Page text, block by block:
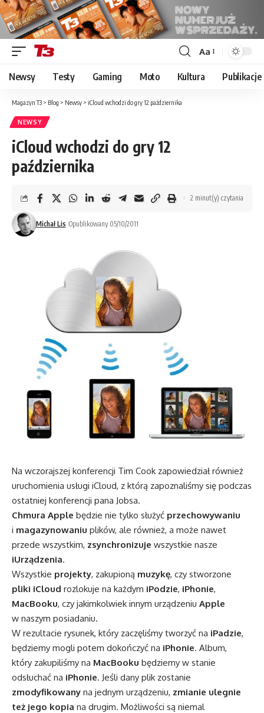
Font
Resizer
Aa
Newsy Testy Gaming Moto Kultura Publikacje
Magazyn T3 > Blog > Newsy > iCloud wchodzi do gry 12 października
NEWSY
iCloud wchodzi do gry 12
października
Michał Lis Opublikowany 05/10/2011
2 minut(y) czytania
Na wczorajszej konferencji Tim Cook zapowiedział również
uruchomienia usługi iCloud, z którą zapoznaliśmy się podczas
ostatniej konferencji pana Jobsa.
Chmura Apple będzie nie tylko służyć przechowywaniu
i magazynowaniu plików, ale również, a może nawet
przede wszystkim, zsynchronizuje wszystkie nasze
iUrządzenia.
Wszystkie projekty, zakupioną muzykę, czy stworzone
pliki iCloud rozlokuje na każdym iPodzie, iPhonie,
MacBooku, czy jakimkolwiek innym urządzeniu Apple
w naszym posiadaniu.
W rezultacie rysunek, który zaczęliśmy tworzyć na iPadzie,
będziemy mogli potem dokończyć na iPhonie. Album,
który zakupiliśmy na MacBooku będziemy w stanie
odsłuchać na iPhonie. Jeśli dany plik zostanie
zmodyfikowany na jednym urządzeniu, zmianie ulegnie
też jego kopia na drugim. Możliwości są niemal